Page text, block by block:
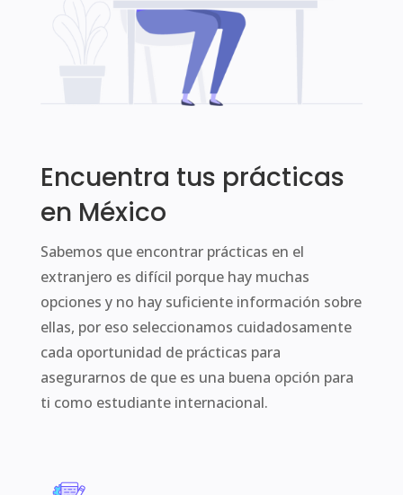
Encuentra tus prácticas
en México
Sabemos que encontrar prácticas en el
extranjero es difícil porque hay muchas
opciones y no hay suficiente información sobre
ellas, por eso seleccionamos cuidadosamente
cada oportunidad de prácticas para
asegurarnos de que es una buena opción para
ti como estudiante internacional.